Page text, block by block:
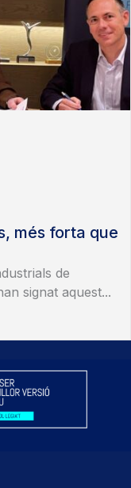
més forta que
de
signat aquest...